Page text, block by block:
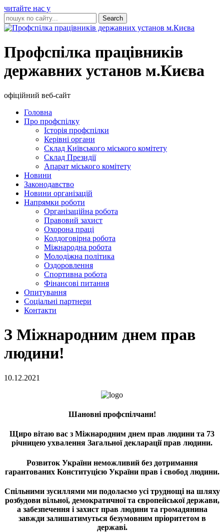
читайте нас у
Профспілка працівників
державних установ м.Києва
офіційний веб-сайт
Головна
Про профспілку
Історія профспілки
Керівні органи
Склад Київського міського комітету
Склад Президії
Апарат міського комітету
Новини
Законодавство
Новини організацій
Напрямки роботи
Організаційна робота
Правовий захист
Охорона праці
Колдоговірна робота
Міжнародна робота
Молодіжна політика
Оздоровлення
Спортивна робота
Фінансові питання
Опитування
Соціальні партнери
Контакти
З Міжнародним днем прав
людини!
10.12.2021
Шановні профспілчани!
Щиро вітаю вас з Міжнародним днем прав людини та 73
річницею ухвалення Загальної декларації прав людини.
Розвиток України неможливий без дотримання
гарантованих Конституцією України прав і свобод людини.
Спільними зусиллями ми подолаємо усі труднощі на шляху
розбудови вільної, демократичної та європейської держави,
а забезпечення і захист прав людини та громадянина
завжди залишатимуться безумовним пріоритетом в
державі.